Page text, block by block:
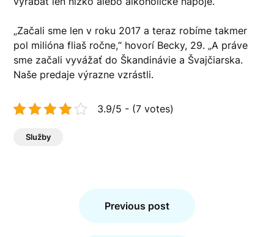
„Začali sme len v roku 2017 a teraz robíme takmer
pol milióna fliaš ročne,“ hovorí Becky, 29. „A práve
sme začali vyvážať do Škandinávie a Švajčiarska.
Naše predaje výrazne vzrástli.
3.9/5 - (7 votes)
Služby
Previous post